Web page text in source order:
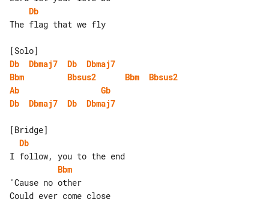
Db
The flag that we fly
Db
Dbmaj7 Db
Dbmaj7
Bbm
Bbsus2 Bbm
Bbsus2
Ab
Gb
Db
Dbmaj7 Db Dbmaj7
Db
Bbm
'Cause no other